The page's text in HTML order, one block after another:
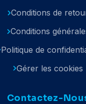
Conditions de
Conditions
Politique de
Gérer les cookies
Contactez-